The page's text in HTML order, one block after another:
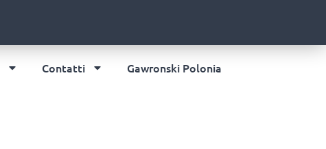
Contatti Gawronski Polonia